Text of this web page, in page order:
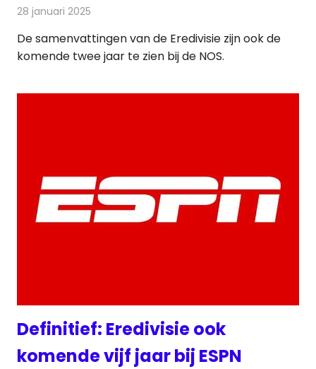
28 januari 2025
De samenvattingen van de Eredivisie zijn ook de
komende twee jaar te zien bij de NOS.
Definitief: Eredivisie ook
komende vijf jaar bij ESPN